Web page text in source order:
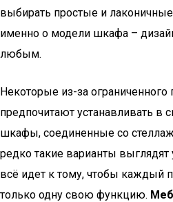
выбирать простые и
именно о модели шкафа –
любым.
Некоторые из-за ограниченного
предпочитают устанавливать в
шкафы, соединенные со
редко такие варианты выглядят
всё идет к тому, чтобы каждый
только одну свою функцию.